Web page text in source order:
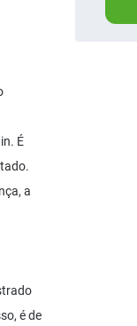
É
a
é de